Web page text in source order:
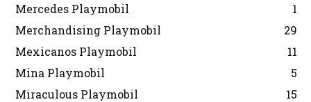
Mercedes Playmobil
1
Merchandising Playmobil
29
Mexicanos Playmobil
11
Mina Playmobil
5
Miraculous Playmobil
15